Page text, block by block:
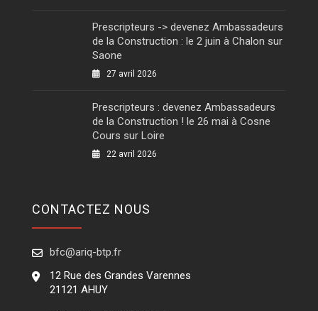
Prescripteurs -> devenez Ambassadeurs
de la Construction : le 2 juin à Chalon sur
Saone
27 avril 2026
Prescripteurs : devenez Ambassadeurs
de la Construction ! le 26 mai à Cosne
Cours sur Loire
22 avril 2026
CONTACTEZ NOUS
bfc@ariq-btp.fr
12 Rue des Grandes Varennes
21121 AHUY